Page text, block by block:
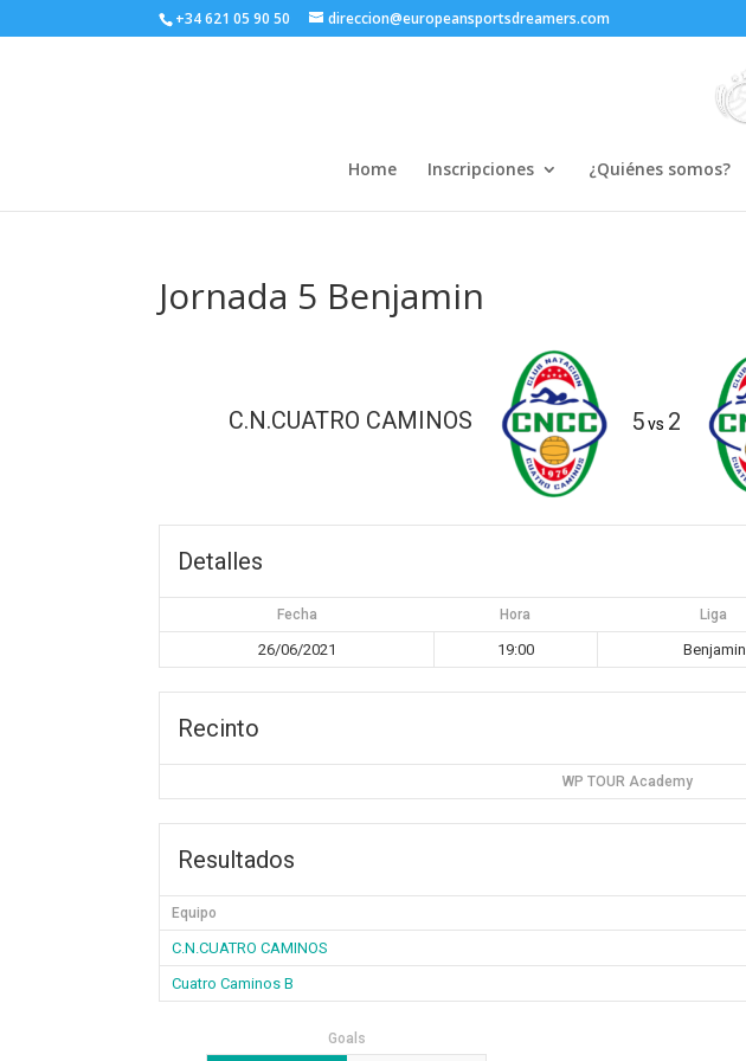
+34 621 05 90 50 direccion@europeansportsdreamers.com
Home Inscripciones ¿Quiénes somos?
Jornada 5 Benjamin
C.N.CUATRO CAMINOS 5vs 2
Detalles
Fecha Hora Liga
26/06/2021 19:00 Benjamin
Recinto
WP TOUR Academy
Resultados
Equipo
C.N.CUATRO CAMINOS
Cuatro Caminos B
Goals